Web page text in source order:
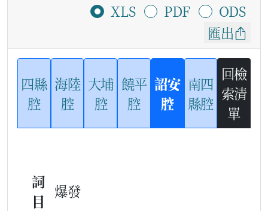
XLS
PDF
ODS
匯出
四縣
腔
海陸
腔
大埔
腔
饒平
腔
詔安
腔
南四
縣腔
回檢
索清
單
詞
目
爆發